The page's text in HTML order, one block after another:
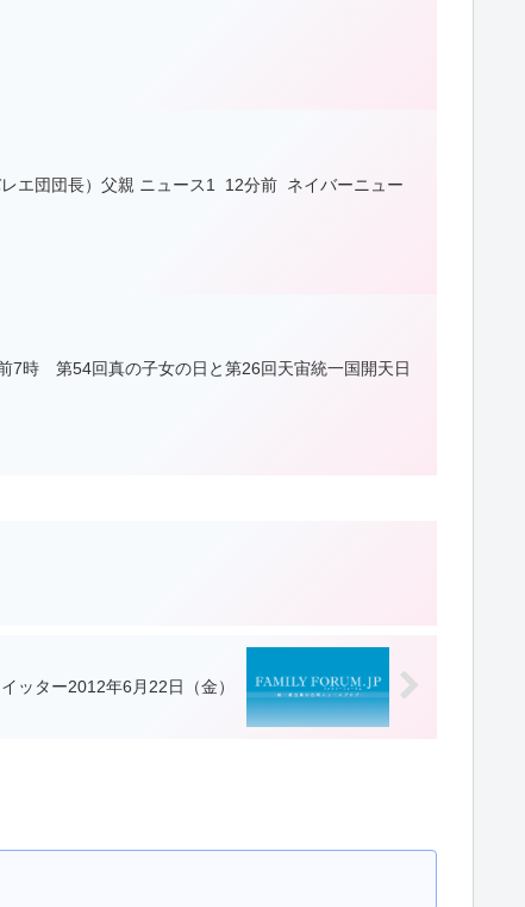
エ団団長）父親 ニュース1 12分前 ネイバーニュー
7時 第54回真の子女の日と第26回天宙統一国開天日
ッター2012年6月22日（金）